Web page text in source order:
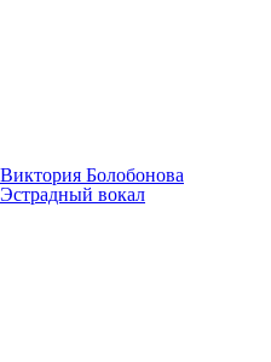
Виктория Болобонова
Эстрадный вокал